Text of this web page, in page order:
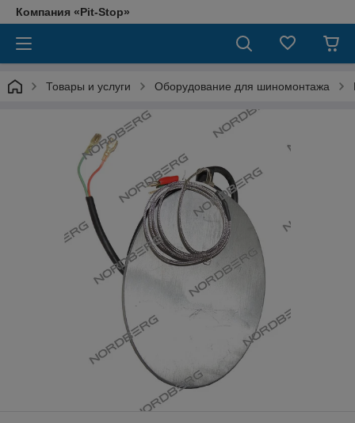
Компания «Pit-Stop»
Товары и услуги Оборудование для шиномонтажа